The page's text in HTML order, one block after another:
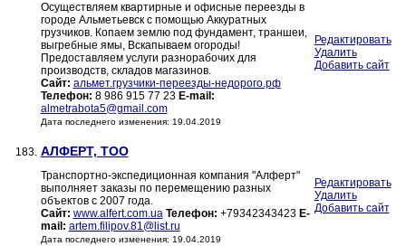
Осуществляем квартирные и офисные переезды в
городе Альметьевск с помощью Аккуратных
грузчиков. Копаем землю под фундамент, траншеи,
выгребные ямы, Вскапываем огороды!
Предоставляем услуги разнорабочих для
производств, складов магазинов.
Сайт: альмет.грузчики-переезды-недорого.рф
Телефон: 8 986 915 77 23 E-mail:
almetrabota5@gmail.com
Дата последнего изменения: 19.04.2019
Редактировать
Удалить
Добавить сайт
183. АЛФЕРТ, ТОО
Транспортно-экспедиционная компания "Алферт"
выполняет заказы по перемещению разных
объектов с 2007 года.
Сайт: www.alfert.com.ua Телефон: +79342343423 E-
mail: artem.filipov.81@list.ru
Дата последнего изменения: 19.04.2019
Редактировать
Удалить
Добавить сайт